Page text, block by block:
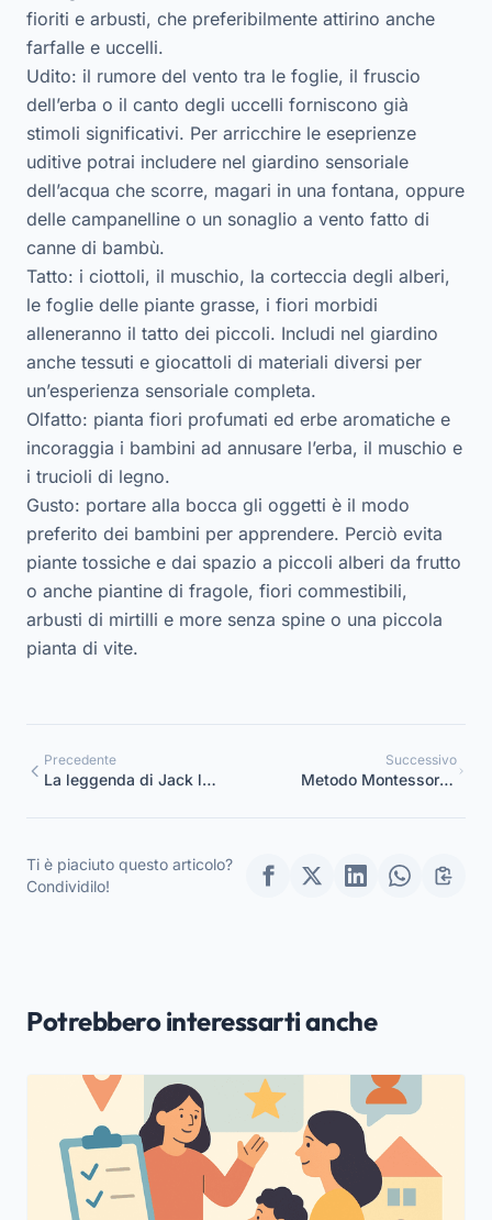
fioriti e arbusti, che preferibilmente attirino anche
farfalle e uccelli.
Udito: il rumore del vento tra le foglie, il fruscio
dell’erba o il canto degli uccelli forniscono già
stimoli significativi. Per arricchire le eseprienze
uditive potrai includere nel giardino sensoriale
dell’acqua che scorre, magari in una fontana, oppure
delle campanelline o un sonaglio a vento fatto di
canne di bambù.
Tatto: i ciottoli, il muschio, la corteccia degli alberi,
le foglie delle piante grasse, i fiori morbidi
alleneranno il tatto dei piccoli. Includi nel giardino
anche tessuti e giocattoli di materiali diversi per
un’esperienza sensoriale completa.
Olfatto: pianta fiori profumati ed erbe aromatiche e
incoraggia i bambini ad annusare l’erba, il muschio e
i trucioli di legno.
Gusto: portare alla bocca gli oggetti è il modo
preferito dei bambini per apprendere. Perciò evita
piante tossiche e dai spazio a piccoli alberi da frutto
o anche piantine di fragole, fiori commestibili,
arbusti di mirtilli e more senza spine o una piccola
pianta di vite.
Precedente
La leggenda di Jack la
Successivo
Metodo Montessori e
Ti è piaciuto questo articolo?
Condividilo!
Potrebbero interessarti anche